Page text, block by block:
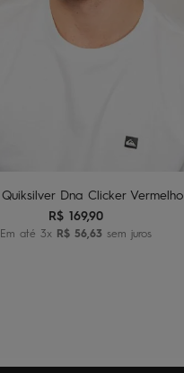
Adicionar ao carrinho
Dna Clicker Vermelho
R$ 169,90
Em até3x R$ 56,63 sem juros